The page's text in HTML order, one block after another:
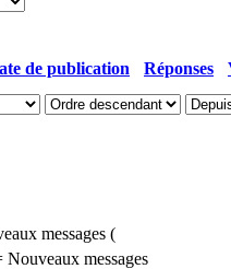
de publication Réponses
messages (
Nouveaux messages